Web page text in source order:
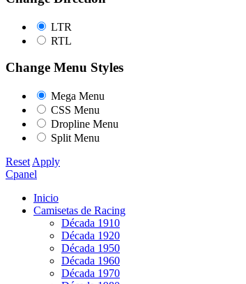
LTR
RTL
Change Menu Styles
Mega Menu
CSS Menu
Dropline Menu
Split Menu
Reset Apply
Cpanel
Inicio
Camisetas de Racing
Década 1910
Década 1920
Década 1950
Década 1960
Década 1970